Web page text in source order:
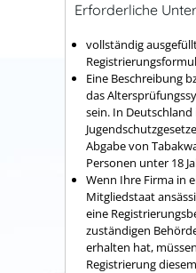
Erforderliche
vollständig
Eine Beschreibung
das
sein. In Deutschland
Abgabe von
Personen unter 18
Wenn Ihre Firma in
Mitgliedstaat
eine
zuständigen
erhalten hat,
Registrierung